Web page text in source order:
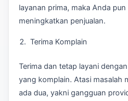
layanan prima, maka Anda
meningkatkan penjualan.
Terima Komplain
Terima dan tetap layani
yang komplain. Atasi masalah
ada dua, yakni gangguan